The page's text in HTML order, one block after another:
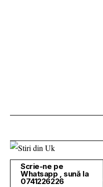
Scrie-ne pe
Whatsapp , sună la
0741226226